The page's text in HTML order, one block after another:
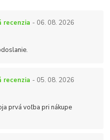
recenzia - 06. 08. 2026
recenzia - 05. 08. 2026
prvá voľba pri nákupe